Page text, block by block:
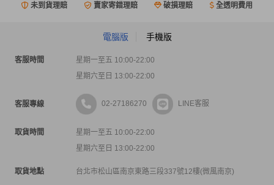
未到貨理賠 賣家寄錯理賠 破損理賠 全透明費用
電腦版 手機版
客服時間
星期一至五 10:00-22:00
星期六至日 13:00-22:00
客服專線 02-27186270 LINE客服
取貨時間
星期一至五 10:00-22:00
星期六至日 13:00-22:00
取貨地點 台北市松山區南京東路三段337號12樓(微風南京)